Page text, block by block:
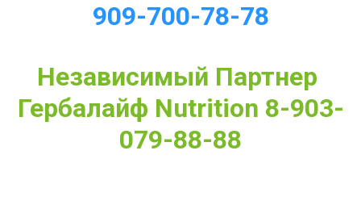
909-700-78-78
Независимый Партнер
Гербалайф Nutrition 8-903-
079-88-88